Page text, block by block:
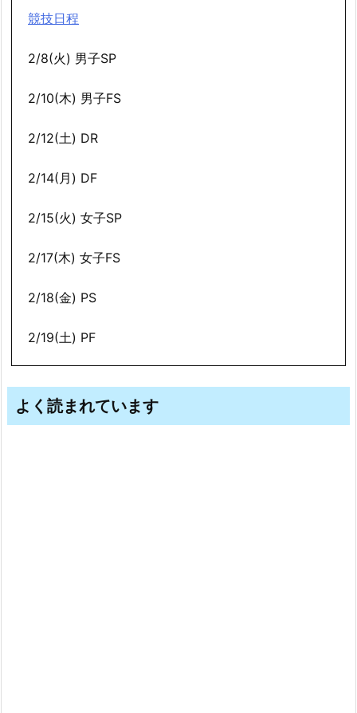
競技日程
2/8(火) 男子SP
2/10(木) 男子FS
2/12(土) DR
2/14(月) DF
2/15(火) 女子SP
2/17(木) 女子FS
2/18(金) PS
2/19(土) PF
よく読まれています